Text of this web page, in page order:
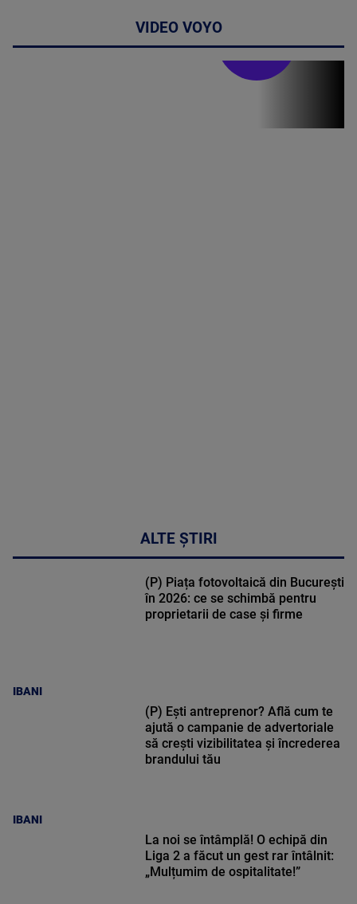
VIDEO VOYO
Stirile PRO TV
ALTE ȘTIRI
IBANI
(P) Piața fotovoltaică din București
în 2026: ce se schimbă pentru
proprietarii de case și firme
IBANI
(P) Ești antreprenor? Află cum te
ajută o campanie de advertoriale
să crești vizibilitatea și încrederea
brandului tău
La noi se întâmplă! O echipă din
Liga 2 a făcut un gest rar întâlnit:
„Mulțumim de ospitalitate!”